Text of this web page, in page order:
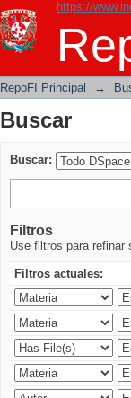
https://
Buscar
RepoFI Principal →
Buscar
Buscar:
Filtros
Use filtros para refinar
Filtros actuales: